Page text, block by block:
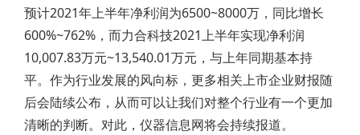
预计2021年上半年净利润为6500~8000万，同比增长
600%~762%，而力合科技2021上半年实现净利润
10,007.83万元~13,540.01万元，与上年同期基本持
平。作为行业发展的风向标，更多相关上市企业财报随
后会陆续公布，从而可以让我们对整个行业有一个更加
清晰的判断。对此，仪器信息网将会持续报道。